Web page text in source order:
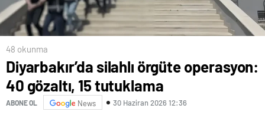
48 okunma
Diyarbakır’da silahlı örgüte operasyon:
40 gözaltı, 15 tutuklama
ABONE OL News 30 Haziran 2026 12:36